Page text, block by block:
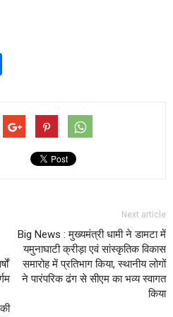
Next article
Big News : मुख्यमंत्री धामी ने डामटा में
यमुनाघाटी क्रीड़ा एवं सांस्कृतिक विकास
समारोह में प्रतिभाग किया, स्थानीय लोगों
ने पारंपरिक ढंग से सीएम का भव्य स्वागत
किया